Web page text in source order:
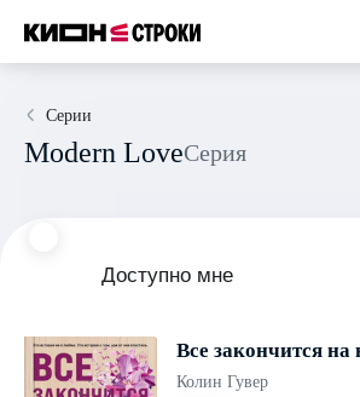
Серии
Modern Love Серия
Доступно мне
Все закончится на
Колин Гувер